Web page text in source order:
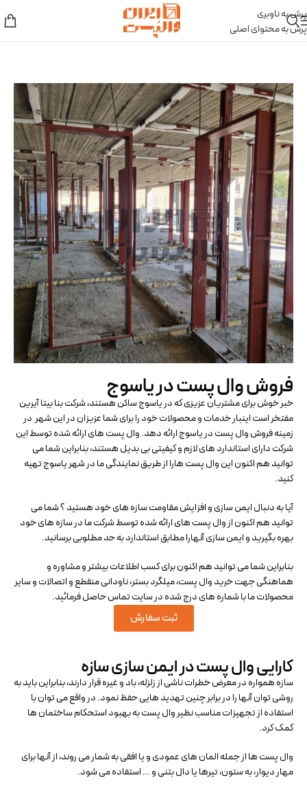
پرش به ناوبری
پرش به محتوای اصلی
فروش وال پست در یاسوج
خبر خوش برای مشتریان عزیزی که در یاسوج ساکن هستند، شرکت بنا بیتا آیرین
مفتخر است اینبار خدمات و محصولات خود را برای شما عزیزان در این شهر در
زمینه فروش وال پست در یاسوج ارائه دهد. وال پست های ارائه شده توسط این
شرکت دارای استاندارد های لازم و کیفیتی بی بدیل هستند، بنابراین شما می
توانید هم اکنون این وال پست هارا از طریق نمایندگی ما در شهر یاسوج تهیه
کنید.
آیا به دنبال ایمن سازی و افزایش مقاومت سازه های خود هستید ؟ شما می
توانید هم اکنون از وال پست های ارائه شده توسط شرکت ما در سازه های خود
بهره بگیرید و ایمن سازی آنهارا مطابق استاندارد به حد مطلوبی برسانید.
بنابراین شما می توانید هم اکنون برای کسب اطلاعات بیشتر و مشاوره و
هماهنگی جهت خرید وال پست، میلگرد بستر، ناودانی منقطع و اتصالات و سایر
محصولات ما با شماره های درج شده در سایت تماس حاصل فرمائید.
ثبت سفارش
کارایی وال پست در ایمن سازی سازه
سازه همواره در معرض خطرات ناشی از زلزله، باد و غیره قرار دارند، بنابراین باید به
روشی توان آنها را در برابر چنین تهدید هایی حفظ نمود. در واقع می توان با
استفاده از تجهیزات مناسب نظیر وال پست به بهبود استحکام ساختمان ها
کمک کرد.
وال پست ها از جمله المان های عمودی و یا افقی به شمار می روند، از آنها برای
مهار دیوار، به ستون، تیرها یا دال بتنی و … استفاده می شود.